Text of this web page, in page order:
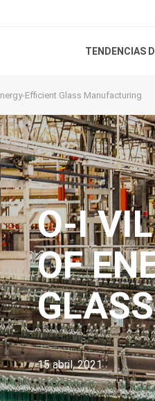
TENDENCIAS
Efficient Glass Manufacturing
O-I
OF
15 abril, 2021